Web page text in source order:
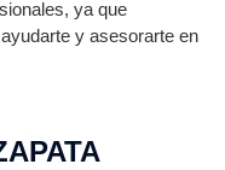
ya que
y asesorarte en